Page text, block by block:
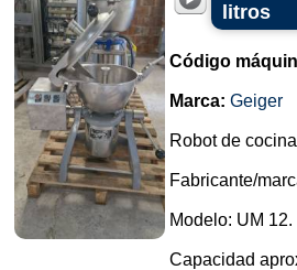
litros
Código
Marca: Geiger
Robot de
Fabricante/
Modelo: UM 12.
Capacidad